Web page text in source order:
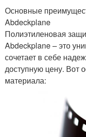
Основные
Abdeckplane
Полиэтиленовая
Abdeckplane – это
сочетает в себе
доступную цену. Вот
материала: